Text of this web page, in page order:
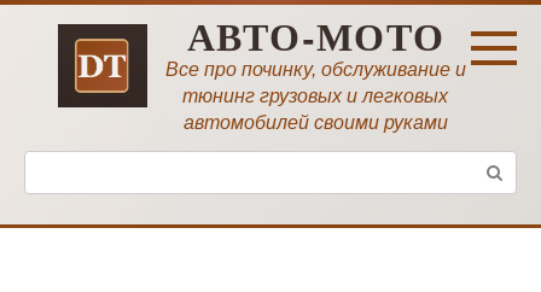
Перейти
АВТО-МОТО
Все про починку, обслуживание и
тюнинг грузовых и легковых
автомобилей своими руками
Поиск: